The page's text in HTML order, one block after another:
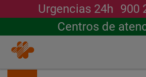
Urgencias 24h 900
Centros de